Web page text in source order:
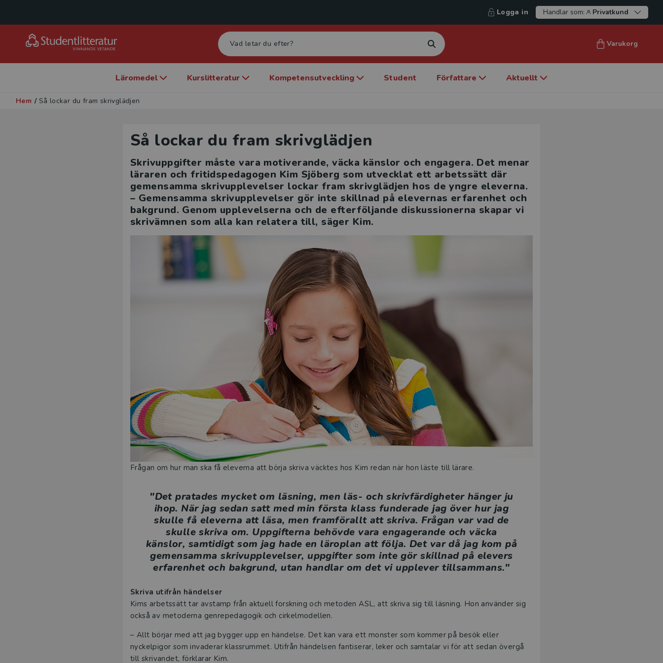
Logga in Handlar som: Privatkund
Varukorg
Läromedel Kurslitteratur Kompetensutveckling Student Författare Aktuellt
Hem / Så lockar du fram skrivglädjen
Så lockar du fram skrivglädjen
Skrivuppgifter måste vara motiverande, väcka känslor och engagera. Det menar
läraren och fritidspedagogen Kim Sjöberg som utvecklat ett arbetssätt där
gemensamma skrivupplevelser lockar fram skrivglädjen hos de yngre eleverna.
– Gemensamma skrivupplevelser gör inte skillnad på elevernas erfarenhet och
bakgrund. Genom upplevelserna och de efterföljande diskussionerna skapar vi
skrivämnen som alla kan relatera till, säger Kim.
Frågan om hur man ska få eleverna att börja skriva väcktes hos Kim redan när hon läste till lärare.
"Det pratades mycket om läsning, men läs- och skrivfärdigheter hänger ju
ihop. När jag sedan satt med min första klass funderade jag över hur jag
skulle få eleverna att läsa, men framförallt att skriva. Frågan var vad de
skulle skriva om. Uppgifterna behövde vara engagerande och väcka
känslor, samtidigt som jag hade en läroplan att följa. Det var då jag kom på
gemensamma skrivupplevelser, uppgifter som inte gör skillnad på elevers
erfarenhet och bakgrund, utan handlar om det vi upplever tillsammans."
Skriva utifrån händelser
Kims arbetssätt tar avstamp från aktuell forskning och metoden ASL, att skriva sig till läsning. Hon använder sig
också av metoderna genrepedagogik och cirkelmodellen.
– Allt börjar med att jag bygger upp en händelse. Det kan vara ett monster som kommer på besök eller
nyckelpigor som invaderar klassrummet. Utifrån händelsen fantiserar, leker och samtalar vi för att sedan övergå
till skrivandet, förklarar Kim.